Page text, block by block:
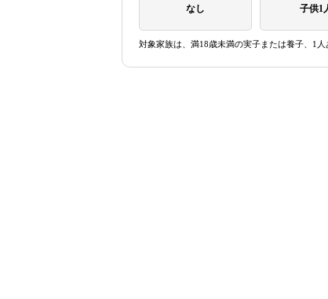
なし 子供1
対象家族は、満18歳未満の実子または養子、1